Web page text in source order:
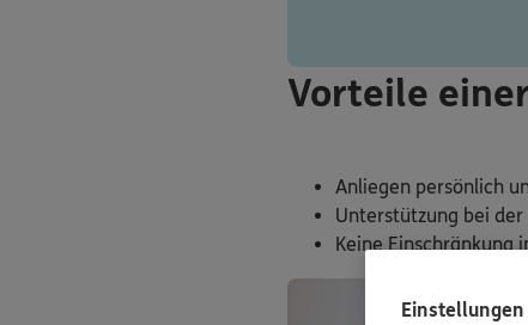
Vorteile
Anliegen persönlich
Unterstützung bei der
Keine Einschränkung